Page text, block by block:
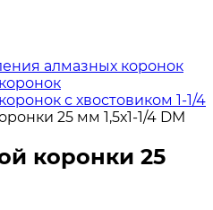
алмазных коронок
с хвостовиком 1-1/4
25 мм 1,5х1-1/4 DM
коронки 25